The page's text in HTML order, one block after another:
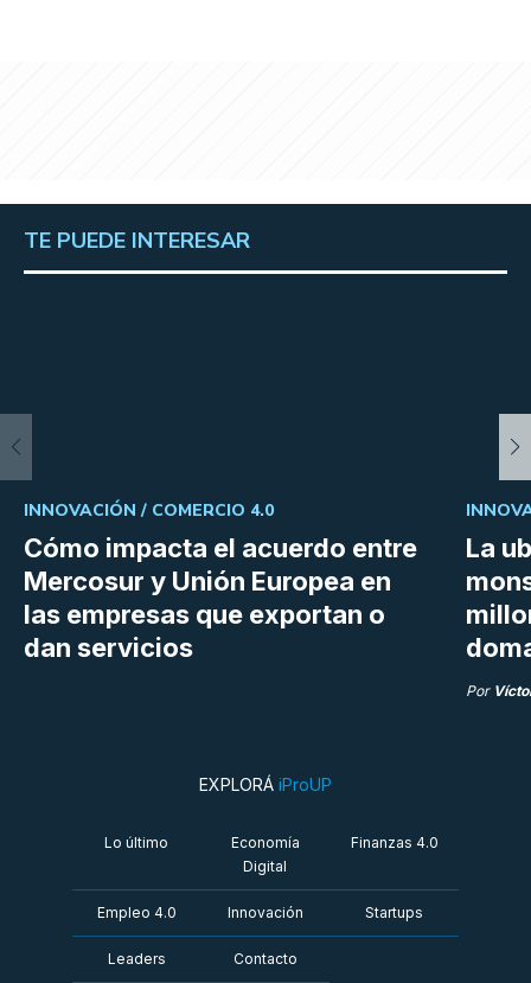
TE PUEDE INTERESAR
Cómo impacta el acuerdo entre
Mercosur y Unión Europea en
las empresas que exportan o
dan servicios
INNOVACIÓN / COMERCIO 4.0
La
Por
EXPLORÁ iProUP
Lo último
Economía
Digital
Finanzas 4.0
Empleo 4.0 Innovación Startups
Leaders Contacto